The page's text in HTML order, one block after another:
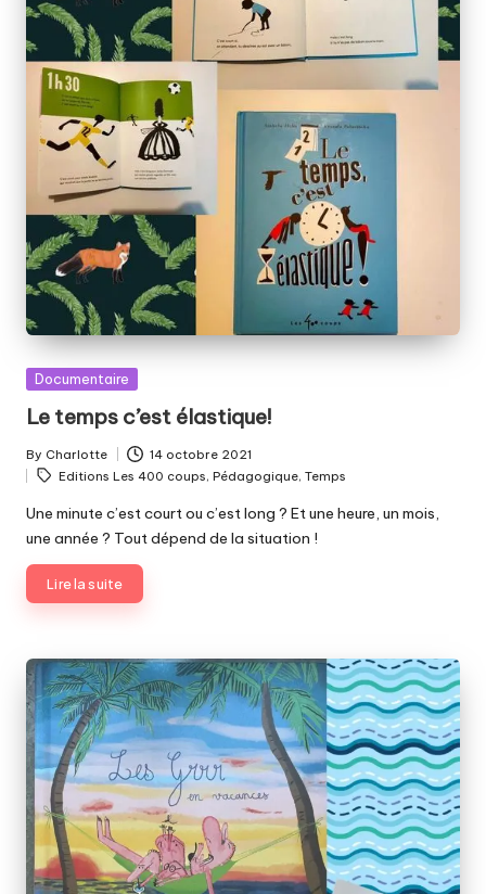
Posted
Documentaire
Le temps c’est élastique!
Posted
by
By Charlotte 14 octobre 2021
Tags:
Editions Les 400 coups, Pédagogique, Temps
Une minute c’est court ou c’est long ? Et une heure, un mois,
une année ? Tout dépend de la situation !
Lire la suite